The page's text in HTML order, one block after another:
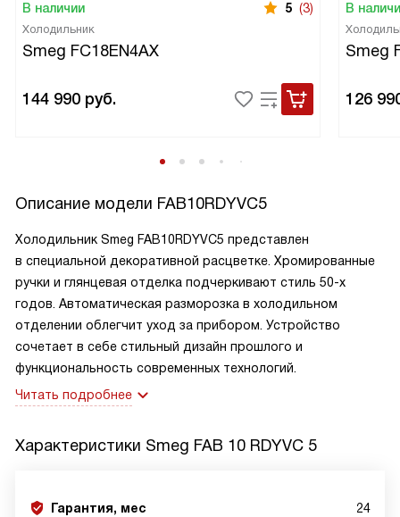
В наличии 5 (3)
Холодильник
Smeg FC18EN4AX
144 990 руб.
В
Smeg
126
Описание модели FAB10RDYVC5
Холодильник Smeg FAB10RDYVC5 представлен
в специальной декоративной расцветке. Хромированные
ручки и глянцевая отделка подчеркивают стиль 50-х
годов. Автоматическая разморозка в холодильном
отделении облегчит уход за прибором. Устройство
сочетает в себе стильный дизайн прошлого и
функциональность современных технологий.
Читать подробнее
Характеристики Smeg FAB 10 RDYVC 5
Гарантия, мес 24